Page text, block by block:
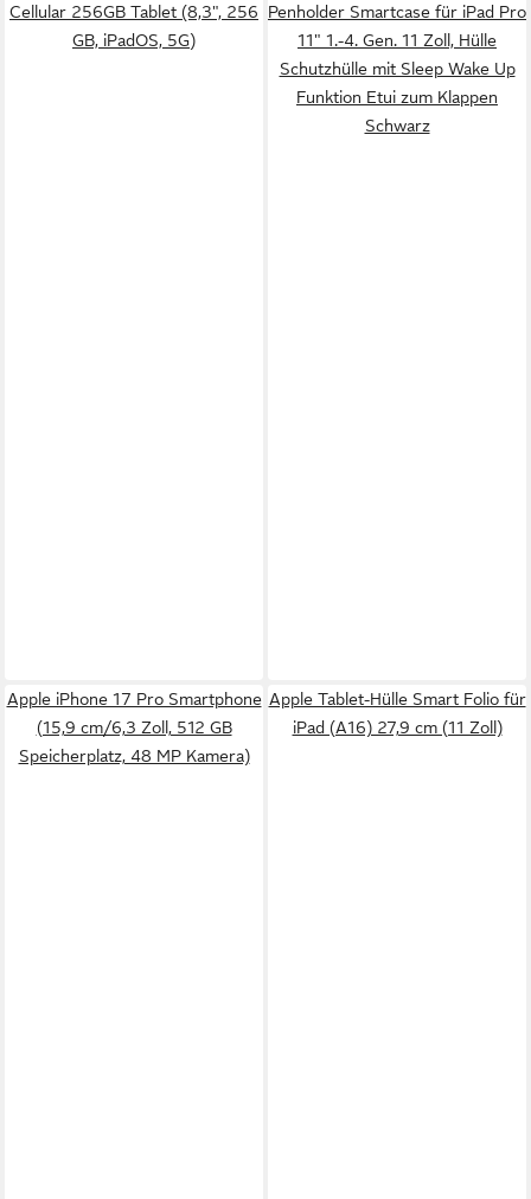
Cellular 256GB Tablet (8,3", 256
GB, iPadOS, 5G)
Penholder Smartcase für iPad Pro
11" 1.-4. Gen. 11 Zoll, Hülle
Schutzhülle mit Sleep Wake Up
Funktion Etui zum Klappen
Schwarz
Apple iPhone 17 Pro Smartphone
(15,9 cm/6,3 Zoll, 512 GB
Speicherplatz, 48 MP Kamera)
Apple Tablet-Hülle Smart Folio für
iPad (A16) 27,9 cm (11 Zoll)